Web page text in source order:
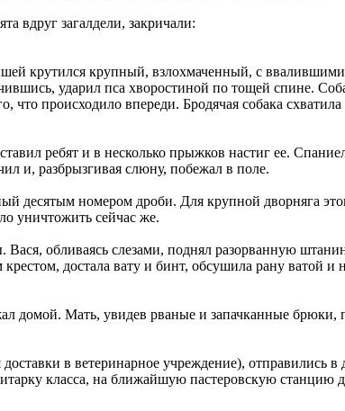
вдруг загалдели, закричали:
крутился крупный, взлохмаченный, с
ударил пса хворостиной по тощей спине.
что происходило впереди. Бродячая собака
ребят и в несколько прыжков настиг ее.
и, разбрызгивая слюну, побежал в поле.
десятым номером дроби. Для крупной дворняга
уничтожить сейчас же.
обливаясь слезами, поднял разорванную
достала вату и бинт, обсушила рану ватой и
домой. Мать, увидев рваные и запачканные брюки,
в ветеринарное учреждение), отправились
класса, на ближайшую пастеровскую